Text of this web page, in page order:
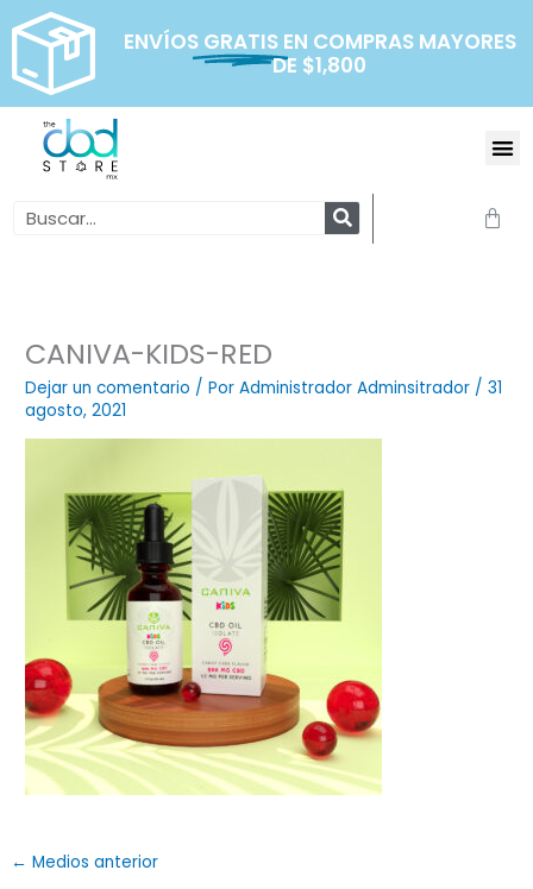
contenido
ENVÍOS GRATIS EN COMPRAS MAYORES
DE $1,800
Search
CANIVA-KIDS-RED
Dejar un comentario / PorAdministrador Adminsitrador /31
agosto, 2021
← Medios anterior